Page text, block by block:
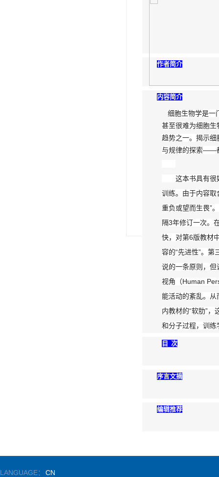
作者简介
内容简介
细胞生物学是一
甚至很难为细胞生
趋势之一。揭示
与规律的探索——
这本书具有很
训练。由于内容取
重负或望而生畏”
隔3年修订一次。
快，对第6版教材
容的“先进性”。第
说的一条原则，但
视角（Human
能活动的紊乱。
内教材的“软肋”
和分子过程，训练
目 次
序言文摘
编辑推荐
LANGUAGE： CN